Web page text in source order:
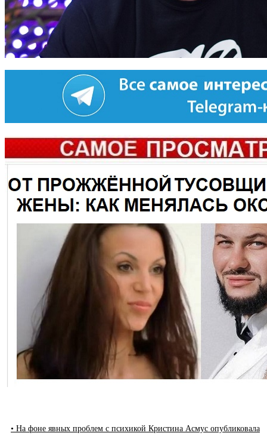
• На фоне явных проблем с психикой Кристина Асмус опубликовала